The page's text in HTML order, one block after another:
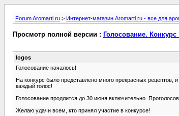
Forum Aromarti.ru > Интернет-магазин Aromarti.ru - все для
Просмотр полной версии : Голосование.
logos
Голосование началось!
На конкурс было представлено много прекрасных рецептов,
каждый голос!
Голосование продлится до 30 июня включительно.
Желаю удачи всем, кто принял участие в конкурсе!